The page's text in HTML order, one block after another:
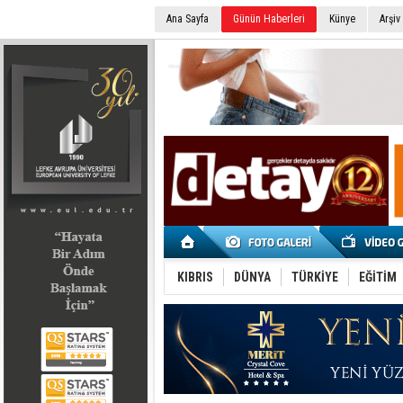
Ana Sayfa Günün Haberleri Künye Arşiv
KIBRIS DÜNYA TÜRKİYE EĞİTİM